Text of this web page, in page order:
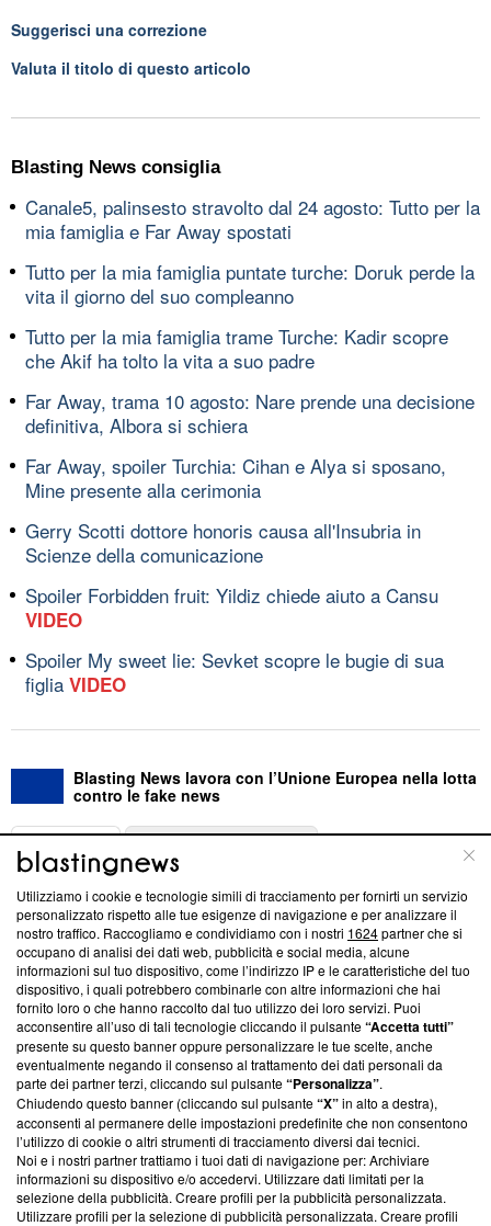
Suggerisci una correzione
Valuta il titolo di questo articolo
Blasting News consiglia
Canale5, palinsesto stravolto dal 24 agosto: Tutto per la
mia famiglia e Far Away spostati
Tutto per la mia famiglia puntate turche: Doruk perde la
vita il giorno del suo compleanno
Tutto per la mia famiglia trame Turche: Kadir scopre
che Akif ha tolto la vita a suo padre
Far Away, trama 10 agosto: Nare prende una decisione
definitiva, Albora si schiera
Far Away, spoiler Turchia: Cihan e Alya si sposano,
Mine presente alla cerimonia
Gerry Scotti dottore honoris causa all'Insubria in
Scienze della comunicazione
Spoiler Forbidden fruit: Yildiz chiede aiuto a Cansu
VIDEO
Spoiler My sweet lie: Sevket scopre le bugie di sua
figlia VIDEO
Blasting News lavora con l’Unione Europea nella lotta
contro le fake news
ABOUT
Questa sezione offre informazioni trasparenti su Blasting
News, sui nostri processi editoriali e su come ci impegniamo a
creare news di qualità. Inoltre, afferma la nostra aderenza a
‘Trust Project - News with Integrity’Blasting News non è
ancora membro del programma, ma ha richiesto di farne
parte; Trust Project non ha ancora effettuato una verifica di
conformità agli standard.
Su di noi
Team editoriale
Corporate
Redazione
Utilizziamo i cookie e tecnologie simili di tracciamento per fornirti un servizio
personalizzato rispetto alle tue esigenze di navigazione e per analizzare il
nostro traffico. Raccogliamo e condividiamo con i nostri 1624partner che si
occupano di analisi dei dati web, pubblicità e social media, alcune
informazioni sul tuo dispositivo, come l’indirizzo IP e le caratteristiche del tuo
dispositivo, i quali potrebbero combinarle con altre informazioni che hai
fornito loro o che hanno raccolto dal tuo utilizzo dei loro servizi. Puoi
acconsentire all’uso di tali tecnologie cliccando il pulsante“Accetta tutti”
presente su questo banner oppure personalizzare le tue scelte, anche
eventualmente negando il consenso al trattamento dei dati personali da
parte dei partner terzi, cliccando sul pulsante“Personalizza”.
Chiudendo questo banner (cliccando sul pulsante“X”in alto a destra),
acconsenti al permanere delle impostazioni predefinite che non consentono
l’utilizzo di cookie o altri strumenti di tracciamento diversi dai tecnici.
Noi e i nostri partner trattiamo i tuoi dati di navigazione per: Archiviare
informazioni su dispositivo e/o accedervi. Utilizzare dati limitati per la
selezione della pubblicità. Creare profili per la pubblicità personalizzata.
Utilizzare profili per la selezione di pubblicità personalizzata. Creare profili